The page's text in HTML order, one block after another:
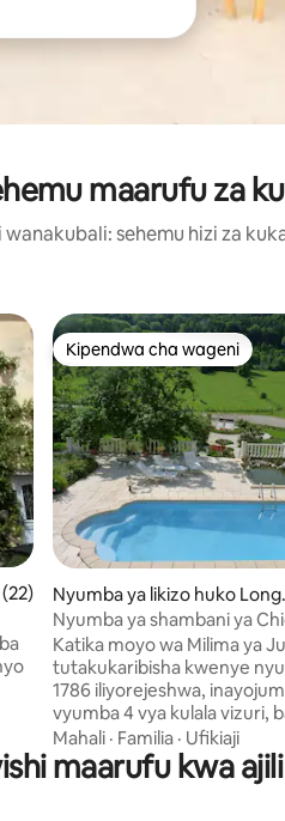
maarufu za
wanakubali: sehemu hizi za
wa wastani wa 5.0 kati ya 5,
Kipendwa cha wageni
Kipendwa cha wageni
Nyumba ya likizo huko
ville
Nyumba ya shambani ya
Katika moyo wa Milima ya
tutakukaribisha kwenye
1786 iliyorejeshwa,
vyumba 4 vya kulala vizuri,
sebule moja na billiards,
ya foosball na
chumba cha mazoezi ya
Mahali · Familia · Ufikiaji
maarufu kwa